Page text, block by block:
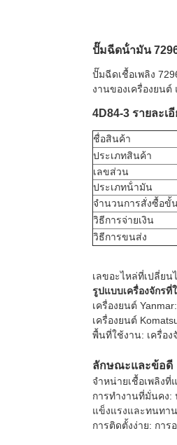
ปั๊มฉีดน้ํามัน
ปั๊มฉีดเชื้อเพลิง
งานของเครื่องยน
4D84-3 รายละ
ชื่อสินค้า
ประเภทสินค้า
เลขส่วน
ประเภทน้ํามัน
จํานวนการสั่งซื้อขั้
วิธีการจ่ายเงิน
วิธีการขนส่ง
เลขอะไหล่ที่เปลี่ยน
รูปแบบเครื่องจักรที่
เครื่องยนต์
เครื่องยนต์
พื้นที่ใช้งาน: เครื่อง
ลักษณะและข้อดี
จําหน่ายเชื้อเพลิง
การทํางานที่มั่นคง:
แข็งแรงและทนทา
การติดตั้งง่าย: กา